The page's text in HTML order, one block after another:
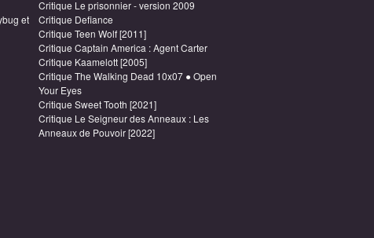
et
Critique Le prisonnier - version 2009
Critique Defiance
Critique Teen Wolf [2011]
Critique Captain America : Agent Carter
Critique Kaamelott [2005]
Critique The Walking Dead 10x07 ● Open
Your Eyes
Critique Sweet Tooth [2021]
Critique Le Seigneur des Anneaux : Les
Anneaux de Pouvoir [2022]